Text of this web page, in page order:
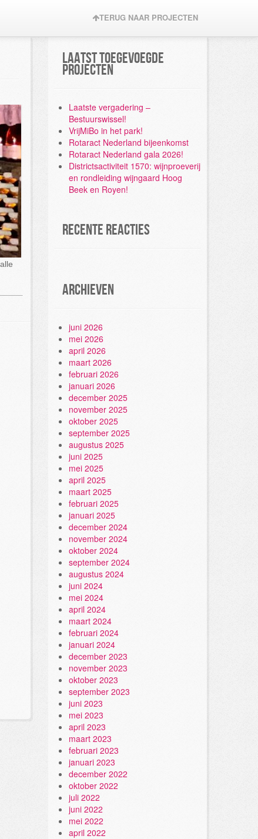
TERUG NAAR PROJECTEN
Laatst toegevoegde
projecten
Laatste vergadering –
Bestuurswissel!
VrijMiBo in het park!
Rotaract Nederland bijeenkomst
Rotaract Nederland gala 2026!
Districtsactiviteit 1570: wijnproeverij
en rondleiding wijngaard Hoog
Beek en Royen!
Recente reacties
Archieven
juni 2026
mei 2026
april 2026
maart 2026
februari 2026
januari 2026
december 2025
november 2025
oktober 2025
september 2025
augustus 2025
juni 2025
mei 2025
april 2025
maart 2025
februari 2025
januari 2025
december 2024
november 2024
oktober 2024
september 2024
augustus 2024
juni 2024
mei 2024
april 2024
maart 2024
februari 2024
januari 2024
december 2023
november 2023
oktober 2023
september 2023
juni 2023
mei 2023
april 2023
maart 2023
februari 2023
januari 2023
december 2022
oktober 2022
juli 2022
juni 2022
mei 2022
april 2022